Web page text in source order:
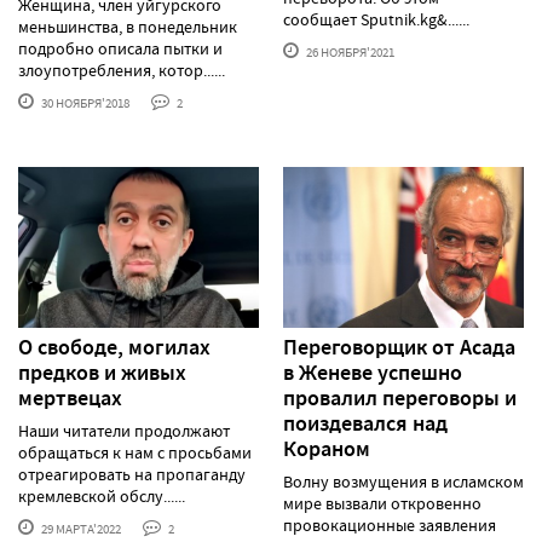
Женщина, член уйгурского
меньшинства, в понедельник
подробно описала пытки и
злоупотребления, котор......
30 НОЯБРЯ'2018 2
сообщает Sputnik.kg&......
26 НОЯБРЯ'2021
О свободе, могилах
предков и живых
мертвецах
Наши читатели продолжают
обращаться к нам с просьбами
отреагировать на пропаганду
кремлевской обслу......
29 МАРТА'2022 2
Переговорщик от Асада
в Женеве успешно
провалил переговоры и
поиздевался над
Кораном
Волну возмущения в исламском
мире вызвали откровенно
провокационные заявления